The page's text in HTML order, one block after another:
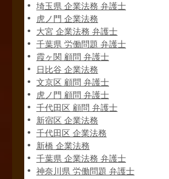
埼玉県 企業法務 弁護士
虎ノ門 企業法務
大宮 企業法務 弁護士
千葉県 労働問題 弁護士
霞ヶ関 顧問 弁護士
日比谷 企業法務
文京区 顧問 弁護士
虎ノ門 顧問 弁護士
千代田区 顧問 弁護士
新宿区 企業法務
千代田区 企業法務
新橋 企業法務
千葉県 企業法務 弁護士
神奈川県 労働問題 弁護士